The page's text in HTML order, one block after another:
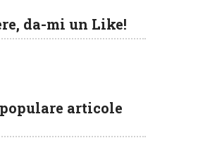
da-mi un Like!
articole